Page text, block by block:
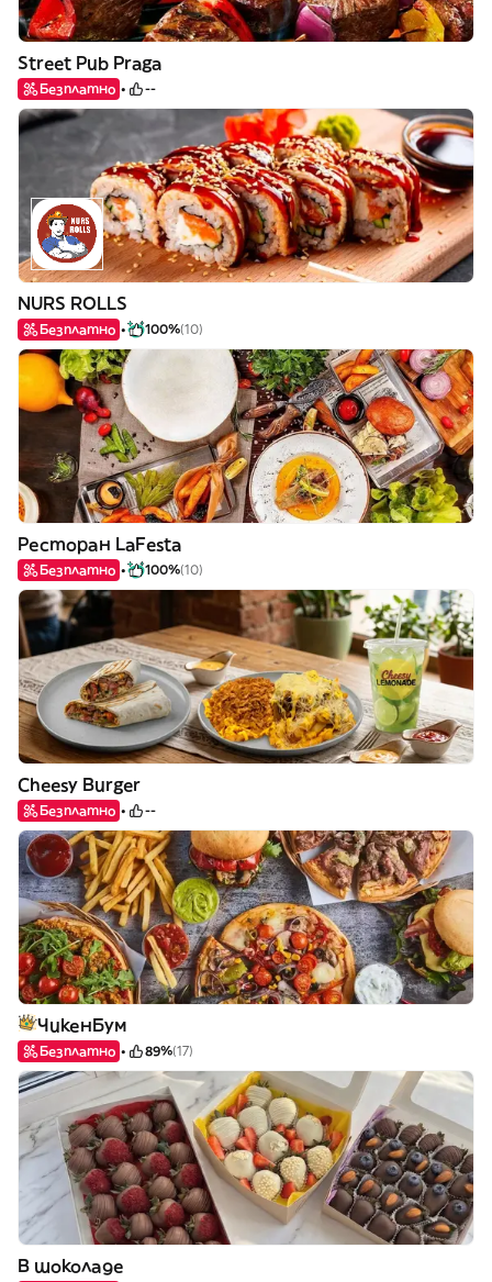
Street Pub Praga
Безплатно --
NURS ROLLS
Безплатно 100%(10)
Ресторан LaFesta
Безплатно 100%(10)
Cheesy Burger
Безплатно --
ЧикенБум
Безплатно 89%(17)
В шоколаде